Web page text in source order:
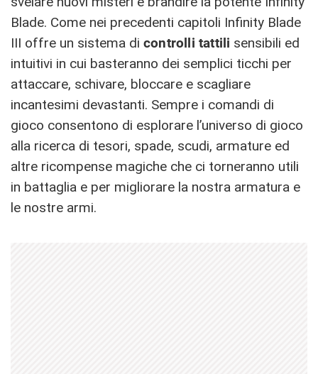
Blade. Come nei precedenti capitoli Infinity Blade
III offre un sistema di controlli tattili sensibili ed
intuitivi in cui basteranno dei semplici ticchi per
attaccare, schivare, bloccare e scagliare
incantesimi devastanti. Sempre i comandi di
gioco consentono di esplorare l’universo di gioco
alla ricerca di tesori, spade, scudi, armature ed
altre ricompense magiche che ci torneranno utili
in battaglia e per migliorare la nostra armatura e
le nostre armi.